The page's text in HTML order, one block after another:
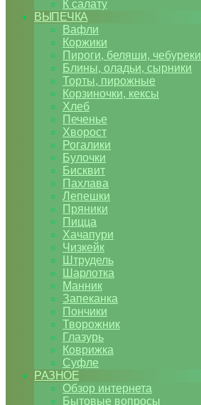
К салату
ВЫПЕЧКА
Вафли
Коржики
Пироги, беляши, чебуреки
Блины, оладьи, сырники
Торты, пирожные
Корзиночки, кексы
Хлеб
Печенье
Хворост
Рогалики
Булочки
Бисквит
Пахлава
Лепешки
Пряники
Пицца
Хачапури
Чизкейк
Штрудель
Шарлотка
Манник
Запеканка
Пончики
Творожник
Глазурь
Коврижка
Суфле
РАЗНОЕ
Обзор интернета
Бытовые вопросы